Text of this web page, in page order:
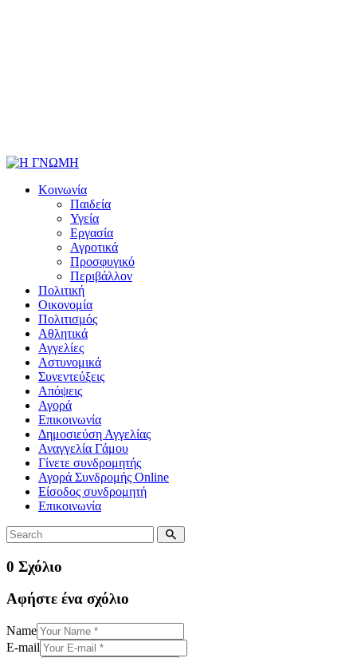
Κοινωνία
Παιδεία
Υγεία
Εργασία
Αγροτικά
Προσφυγικό
Περιβάλλον
Πολιτική
Οικονομία
Πολιτισμός
Αθλητικά
Αγγελίες
Αστυνομικά
Συνεντεύξεις
Απόψεις
Αγορά
Επικοινωνία
Δημοσιεύση Αγγελίας
Αναγγελία Γάμου
Γίνετε συνδρομητής
Αγορά Συνδρομής Online
Είσοδος συνδρομητή
Επικοινωνία
0 Σχόλιο
Αφήστε ένα σχόλιο
Name
E-mail